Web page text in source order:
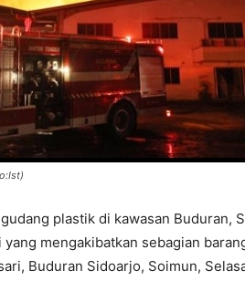
plastik di kawasan Buduran,
yang mengakibatkan sebagian
Buduran Sidoarjo, Soimun,